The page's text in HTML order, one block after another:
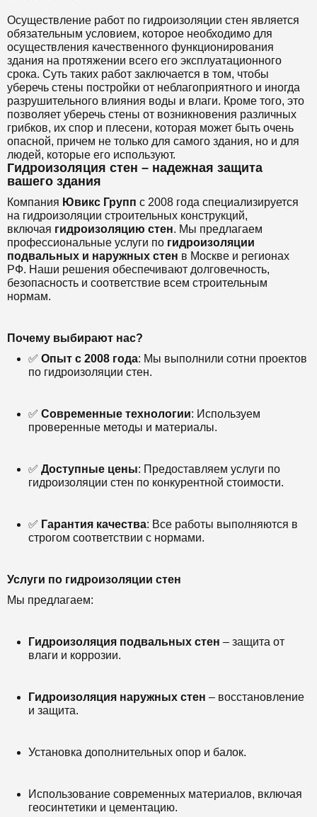
Осуществление работ по гидроизоляции стен является
обязательным условием, которое необходимо для
осуществления качественного функционирования
здания на протяжении всего его эксплуатационного
срока. Суть таких работ заключается в том, чтобы
уберечь стены постройки от неблагоприятного и иногда
разрушительного влияния воды и влаги. Кроме того, это
позволяет уберечь стены от возникновения различных
грибков, их спор и плесени, которая может быть очень
опасной, причем не только для самого здания, но и для
людей, которые его используют.
Гидроизоляция стен – надежная защита
вашего здания
Компания Ювикс Групп с 2008 года специализируется
на гидроизоляции строительных конструкций,
включая гидроизоляцию стен. Мы предлагаем
профессиональные услуги по гидроизоляции
подвальных и наружных стен в Москве и регионах
РФ. Наши решения обеспечивают долговечность,
безопасность и соответствие всем строительным
нормам.
Почему выбирают нас?
✅ Опыт с 2008 года: Мы выполнили сотни проектов
по гидроизоляции стен.
✅ Современные технологии: Используем
проверенные методы и материалы.
✅ Доступные цены: Предоставляем услуги по
гидроизоляции стен по конкурентной стоимости.
✅ Гарантия качества: Все работы выполняются в
строгом соответствии с нормами.
Услуги по гидроизоляции стен
Мы предлагаем:
Гидроизоляция подвальных стен – защита от
влаги и коррозии.
Гидроизоляция наружных стен – восстановление
и защита.
Установка дополнительных опор и балок.
Использование современных материалов, включая
геосинтетики и цементацию.